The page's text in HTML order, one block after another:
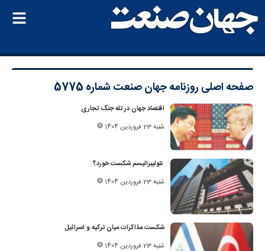
صفحه اصلی روزنامه جهان صنعت شماره 5775
اقتصاد جهان در تله جنگ تجاری
شنبه 23 فروردین 1404
نئولیبرالیسم شکست خورد؟
شنبه 23 فروردین 1404
شکست مذاکرات میان ترکیه و اسرائیل
شنبه 23 فروردین 1404